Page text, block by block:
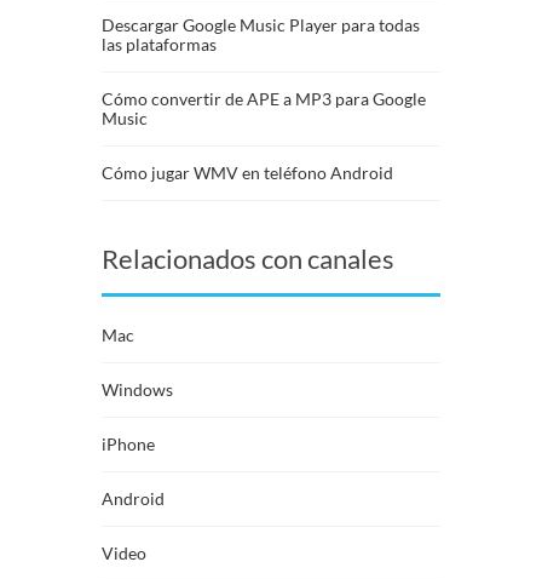
Descargar Google Music Player para todas
las plataformas
Cómo convertir de APE a MP3 para Google
Music
Cómo jugar WMV en teléfono Android
Relacionados con canales
Mac
Windows
iPhone
Android
Video